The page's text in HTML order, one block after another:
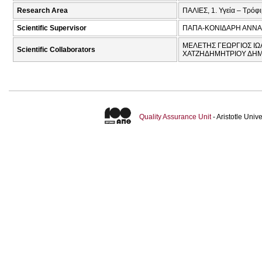
Research Area ΠΑΛΙΕΣ, 1. Υγεία –
Scientific Supervisor ΠΑΠΑ-ΚΟΝΙΔΑΡΗ
Scientific Collaborators
ΜΕΛΕΤΗΣ ΓΕΩΡΓΙΟΣ
ΧΑΤΖΗΔΗΜΗΤΡΙΟΥ
Quality Assurance Unit- Aristotle